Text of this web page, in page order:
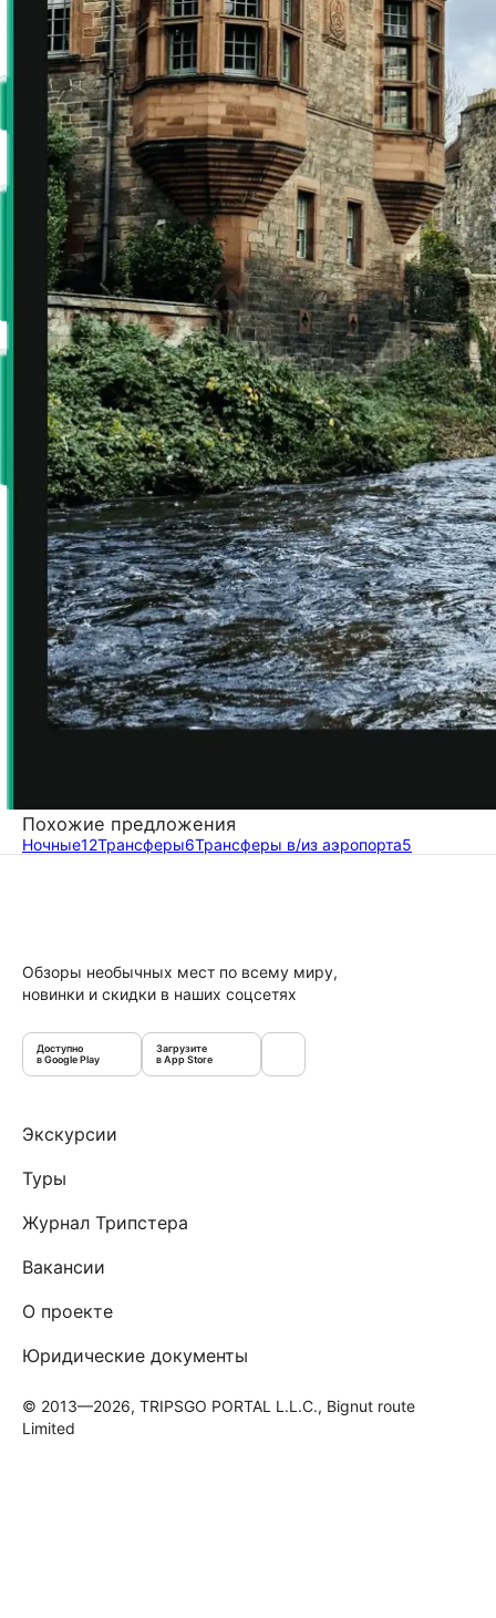
Похожие предложения
Ночные12Трансферы6Трансферы в/из аэропорта5
Обзоры необычных мест по всему миру,
новинки и скидки в наших соцсетях
Доступно
в Google Play
Загрузите
в App Store
Экскурсии
Туры
Журнал Трипстера
Вакансии
О проекте
Юридические документы
© 2013—2026, TRIPSGO PORTAL L.L.C., Bignut route
Limited